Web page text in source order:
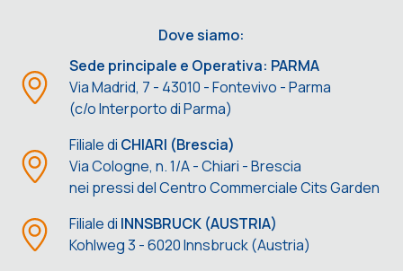
Dove siamo:
Sede principale e Operativa: PARMA
Via Madrid, 7 - 43010 - Fontevivo - Parma
(c/o Interporto di Parma)
Filiale di CHIARI (Brescia)
Via Cologne, n. 1/A - Chiari - Brescia
nei pressi del Centro Commerciale Cits Garden
Filiale di INNSBRUCK (AUSTRIA)
Kohlweg 3 - 6020 Innsbruck (Austria)